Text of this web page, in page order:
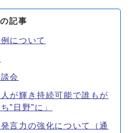
記事
について
会
が輝き持続可能で誰もが
”日野”に」
言力の強化について（通